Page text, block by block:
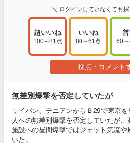
＼ ログインしていなくても
超いいね
100～81点
いいね
80～61点 60～
採点・コメント
無差別爆撃を否定していたが
サイパン、テニアンからＢ29で東京
人への無差別爆撃を否定していたが
施設への昼間爆撃ではジェット気流や
いた。